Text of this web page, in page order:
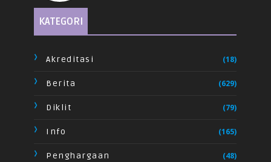
KATEGORI
Akreditasi (18)
Berita (629)
Diklit (79)
Info (165)
Penghargaan (48)